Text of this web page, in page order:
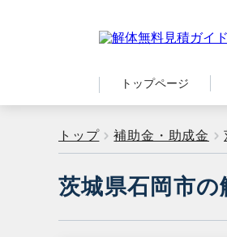
トップページ
トップ 補助金・助成金
茨城県石岡市